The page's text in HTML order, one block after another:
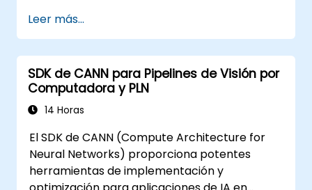
Leer más...
SDK de CANN para Pipelines de Visión por
Computadora y PLN
14 Horas
El SDK de CANN (Compute Architecture for
Neural Networks) proporciona potentes
herramientas de implementación y